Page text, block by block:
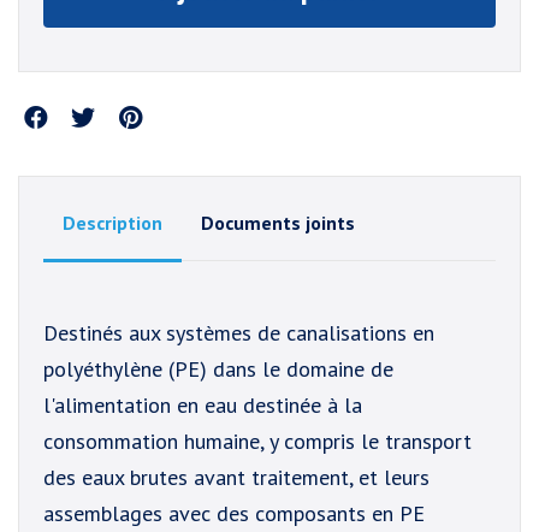
Partager
Description Documents joints
Destinés aux systèmes de canalisations en
polyéthylène (PE) dans le domaine de
l'alimentation en eau destinée à la
consommation humaine, y compris le transport
des eaux brutes avant traitement, et leurs
assemblages avec des composants en PE